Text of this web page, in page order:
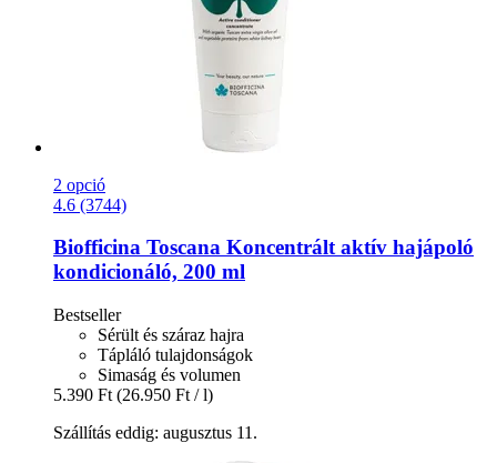
2 opció
4.6 (3744)
Biofficina Toscana Koncentrált aktív hajápoló
kondicionáló, 200 ml
Bestseller
Sérült és száraz hajra
Tápláló tulajdonságok
Simaság és volumen
5.390 Ft (26.950 Ft / l)
Szállítás eddig: augusztus 11.